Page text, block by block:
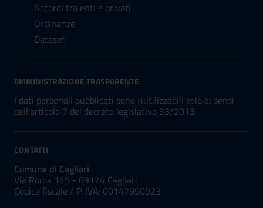
Accordi tra enti e privati
Ordinanze
Dataset
AMMINISTRAZIONE TRASPARENTE
I dati personali pubblicati sono riutilizzabili solo ai sensi
dell'articolo 7 del decreto legislativo 33/2013
CONTATTI
Comune di Cagliari
Via Roma 145 - 09124 Cagliari
Codice fiscale / P. IVA: 00147990923